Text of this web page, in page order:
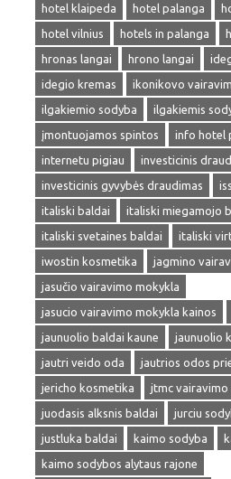
hotel klaipeda
hotel palanga
hotel vilnius
hotels in palanga
hronas langai
hrono langai
idegio kremas
ikonikovo
ilgakiemio sodyba
ilgakiemis
įmontuojamos spintos
info hotel
internetu pigiau
investicinis
investicinis gyvybės draudimas
italiski baldai
italiski miegamojo
italiski svetaines baldai
italiski
iwostin kosmetika
jagmino
jasučio vairavimo mokykla
jasucio vairavimo mokykla kainos
jaunuolio baldai kaune
jaunuolio
jautri veido oda
jautrios odos
jericho kosmetika
jtmc vairavimo
juodasis alksnis baldai
jurciu
justluka baldai
kaimo sodyba
kaimo sodybos alytaus rajone